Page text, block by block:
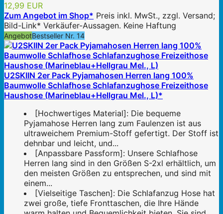
12,99 EUR
Zum Angebot im Shop* Preis inkl. MwSt., zzgl. Versand;
Bild-Link* Verkäufer-Aussagen. Keine Haftung
AngebotBestseller Nr. 14
U2SKIIN 2er Pack Pyjamahosen Herren lang 100%
Baumwolle Schlafhose Schlafanzughose Freizeithose
Haushose (Marineblau+Hellgrau Mel., L)*
[Hochwertiges Material]: Die bequeme
Pyjamahose Herren lang zum Faulenzen ist aus
ultraweichem Premium-Stoff gefertigt. Der Stoff ist
dehnbar und leicht, und...
[Anpassbare Passform]: Unsere Schlafhose
Herren lang sind in den Größen S-2xl erhältlich, um
den meisten Größen zu entsprechen, und sind mit
einem...
[Vielseitige Taschen]: Die Schlafanzug Hose hat
zwei große, tiefe Fronttaschen, die Ihre Hände